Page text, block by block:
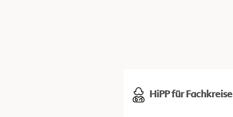
HiPP für Fachkreise